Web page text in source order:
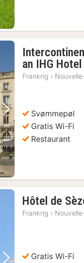
Næste billede
an IHG Hotel
Frankrig ›
Svømmepøl
Gratis Wi-Fi
Restaurant
Hôtel de
Frankrig ›
Gratis Wi-Fi